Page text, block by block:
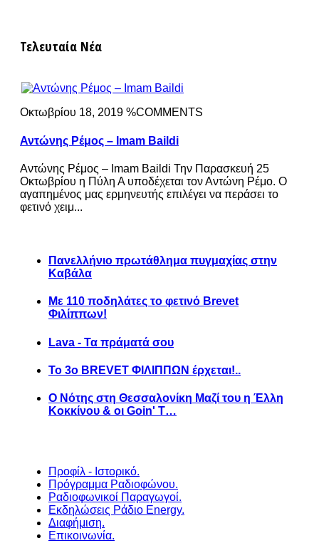
Τελευταία Νέα
Οκτωβρίου 18, 2019 %COMMENTS
Αντώνης Ρέμος – Imam Baildi
Αντώνης Ρέμος – Imam Baildi Την Παρασκευή 25
Οκτωβρίου η Πύλη Α υποδέχεται τον Αντώνη Ρέμο. Ο
αγαπημένος μας ερμηνευτής επιλέγει να περάσει το
φετινό χειμ...
Πανελλήνιο πρωτάθλημα πυγμαχίας στην
Καβάλα
Με 110 ποδηλάτες το φετινό Brevet
Φιλίππων!
Lava - Τα πράματά σου
Το 3ο BREVET ΦΙΛΙΠΠΩΝ έρχεται!..
Ο Νότης στη Θεσσαλονίκη Μαζί του η Έλλη
Κοκκίνου & οι Goin' T…
Προφίλ - Ιστορικό.
Πρόγραμμα Ραδιοφώνου.
Ραδιοφωνικοί Παραγωγοί.
Εκδηλώσεις Ράδιο Energy.
Διαφήμιση.
Επικοινωνία.